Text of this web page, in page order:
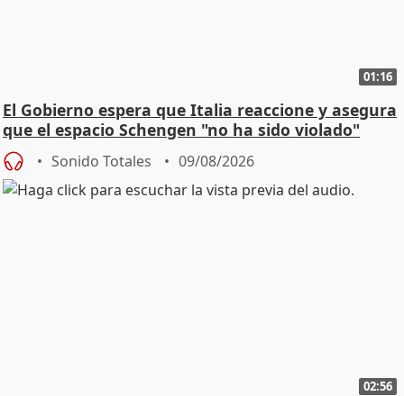
01:16
El Gobierno espera que Italia reaccione y asegura
que el espacio Schengen "no ha sido violado"
Sonido Totales 09/08/2026
02:56